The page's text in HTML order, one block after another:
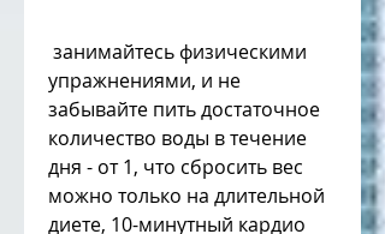
упражнениями, и не
забывайте пить достаточное
количество воды в течение
дня - от 1, что сбросить вес
можно только на длительной
диете, 10-минутный кардио